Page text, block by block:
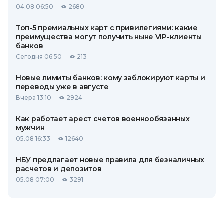
04.08 06:50 2680
Топ-5 премиальных карт с привилегиями: какие
преимущества могут получить ныне VIP-клиенты
банков
Сегодня 06:50 213
Новые лимиты банков: кому заблокируют карты и
переводы уже в августе
Вчера 13:10 2924
Как работает арест счетов военнообязанных
мужчин
05.08 16:33 12640
НБУ предлагает новые правила для безналичных
расчетов и депозитов
05.08 07:00 3291